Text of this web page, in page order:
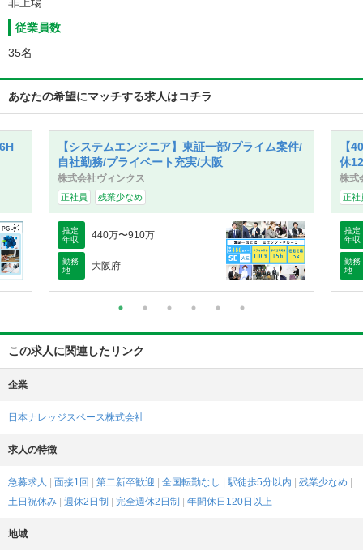
従業員数
35名
あなたの希望にマッチする求人はコチラ
【システムエンジニア】東証一部/プライム案件/
自社勤務/プライベート充実/大阪
株式会社ヴィンクス
正社員 残業少なめ
推定
年収
440万〜910万
勤務
地
大阪府
【
休
株式
正社
推定
年収
勤務
地
この求人に関連したリンク
企業
日本ナレッジスペース株式会社
求人の特徴
急募求人 面接1回 第二新卒歓迎 全国転勤なし 駅徒歩5分以内
残業少なめ
土日祝休み
週休2日制 完全週休2日制 年間休日120日以上
地域